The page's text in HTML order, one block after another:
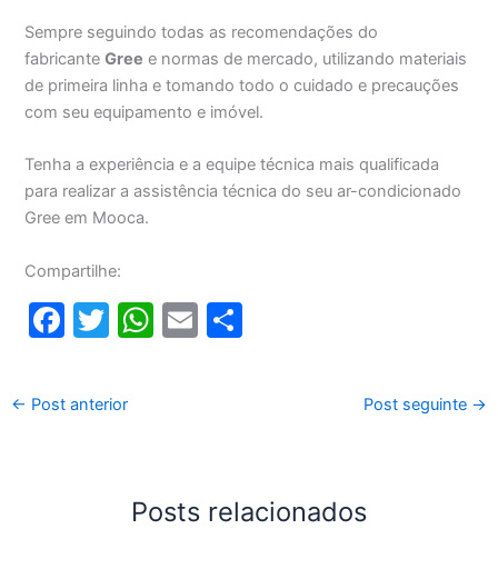
Sempre seguindo todas as recomendações do
fabricanteGree e normas de mercado, utilizando materiais
de primeira linha e tomando todo o cuidado e precauções
com seu equipamento e imóvel.
Tenha a experiência e a equipe técnica mais qualificada
para realizar a assistência técnica do seu ar-condicionado
Gree em Mooca.
Compartilhe:
F
c
e
T
itt
er
W
p
p
E
← Post anterior Post seguinte →
Posts relacionados